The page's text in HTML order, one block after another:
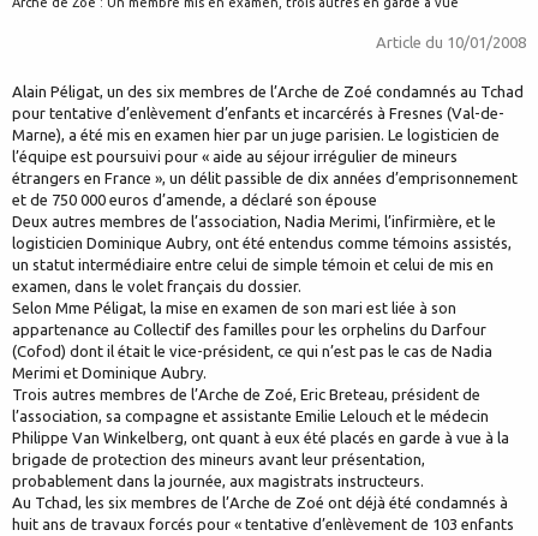
Article du 10/01/2008
Alain Péligat, un des six membres de l’Arche de Zoé condamnés au Tchad
pour tentative d’enlèvement d’enfants et incarcérés à Fresnes (Val-de-
Marne), a été mis en examen hier par un juge parisien. Le logisticien de
l’équipe est poursuivi pour « aide au séjour irrégulier de mineurs
étrangers en France », un délit passible de dix années d’emprisonnement
et de 750 000 euros d’amende, a déclaré son épouse
Deux autres membres de l’association, Nadia Merimi, l’infirmière, et le
logisticien Dominique Aubry, ont été entendus comme témoins assistés,
un statut intermédiaire entre celui de simple témoin et celui de mis en
examen, dans le volet français du dossier.
Selon Mme Péligat, la mise en examen de son mari est liée à son
appartenance au Collectif des familles pour les orphelins du Darfour
(Cofod) dont il était le vice-président, ce qui n’est pas le cas de Nadia
Merimi et Dominique Aubry.
Trois autres membres de l’Arche de Zoé, Eric Breteau, président de
l’association, sa compagne et assistante Emilie Lelouch et le médecin
Philippe Van Winkelberg, ont quant à eux été placés en garde à vue à la
brigade de protection des mineurs avant leur présentation,
probablement dans la journée, aux magistrats instructeurs.
Au Tchad, les six membres de l’Arche de Zoé ont déjà été condamnés à
huit ans de travaux forcés pour « tentative d’enlèvement de 103 enfants